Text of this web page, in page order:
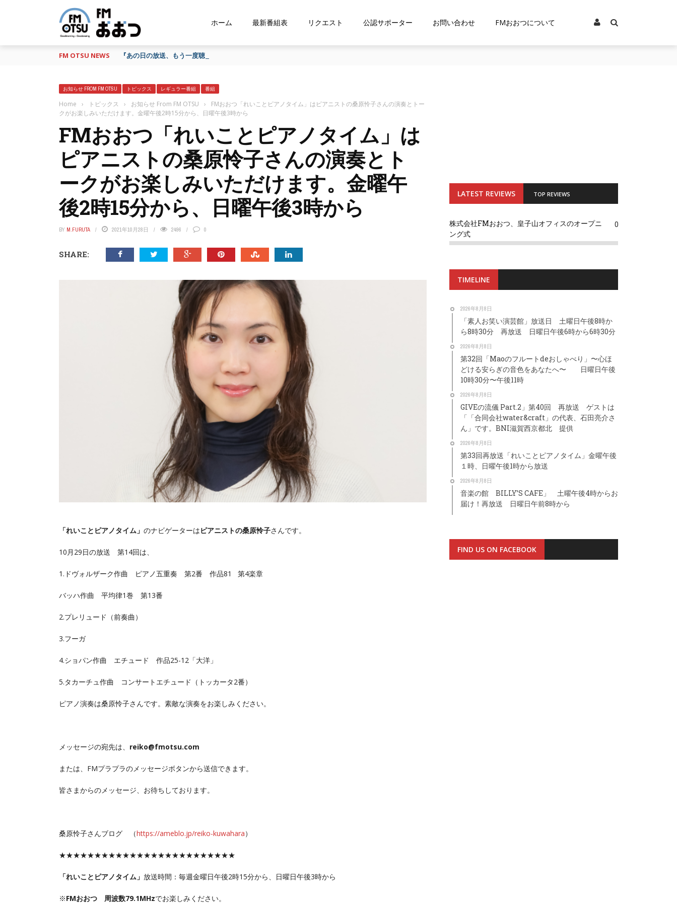
ホーム 最新番組表 リクエスト 公認サポーター お問い合わせ FMおおつについて
FM OTSU NEWS 『あの日の放送、もう一度聴きたいな…』にお応え！FMおおつ ポッドキャスト配信中！
お知らせ FROM FM OTSU トピックス レギュラー番組 番組
Home › トピックス › お知らせ From FM OTSU ›
FMおおつ「れいことピアノタイム」はピアニストの桑原怜子さんの演奏とトー
クがお楽しみいただけます。金曜午後2時15分から、日曜午後3時から
FMおおつ「れいことピアノタイム」は
ピアニストの桑原怜子さんの演奏とト
ークがお楽しみいただけます。金曜午
後2時15分から、日曜午後3時から
BY M.FURUTA 2021年10月28日 2496 0
SHARE:
「れいことピアノタイム」 のナビゲーターはピアニストの桑原怜子さんです。
10月29日の放送 第14回は、
1.ドヴォルザーク作曲 ピアノ五重奏 第2番 作品81 第4楽章
バッハ作曲 平均律1巻 第13番
2.プレリュード（前奏曲）
3.フーガ
4.ショパン作曲 エチュード 作品25-12「大洋」
5.タカーチュ作曲 コンサートエチュード（トッカータ2番）
ピアノ演奏は桑原怜子さんです。素敵な演奏をお楽しみください。
メッセージの宛先は、 reiko@fmotsu.com
または、FMプラプラのメッセージボタンから送信できます。
皆さまからのメッセージ、お待ちしております。
桑原怜子さんブログ （https://ameblo.jp/reiko-kuwahara）
★★★★★★★★★★★★★★★★★★★★★★★★★
「れいことピアノタイム」 放送時間：毎週金曜日午後2時15分から、日曜日午後3時から
※FMおおつ 周波数79.1MHzでお楽しみください。
LATEST REVIEWS TOP REVIEWS
株式会社FMおおつ、皇子山オフィスのオープニ
ング式
0
TIMELINE
2026年8月8日
「素人お笑い演芸館」放送日 土曜日午後8時か
ら8時30分 再放送 日曜日午後6時から6時30分
2026年8月8日
第32回「Maoのフルートdeおしゃべり」〜心ほ
どける安らぎの音色をあなたへ〜 日曜日午後
10時30分〜午後11時
2026年8月8日
GIVEの流儀 Part.2」第40回 再放送 ゲストは
「「合同会社water&craft」の代表、石田亮介さ
ん」です。BNI滋賀西京都北 提供
2026年8月8日
第33回再放送「れいことピアノタイム」金曜午後
１時、日曜午後1時から放送
2026年8月8日
音楽の館 BILLY’S CAFE」 土曜午後4時からお
届け！再放送 日曜日午前8時から
FIND US ON FACEBOOK